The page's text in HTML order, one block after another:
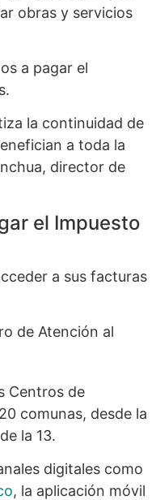
obras y servicios
a pagar el
la continuidad de
a toda la
director de
el Impuesto
a sus facturas
de Atención al
Centros de
comunas, desde la
la 13.
digitales como
, la aplicación móvil